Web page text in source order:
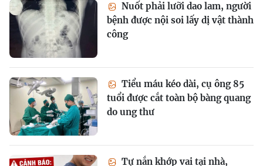
Nuốt phải lưỡi dao lam, người
bệnh được nội soi lấy dị vật thành
công
Tiểu máu kéo dài, cụ ông 85
tuổi được cắt toàn bộ bàng quang
do ung thư
Tự nắn khớp vai tại nhà,